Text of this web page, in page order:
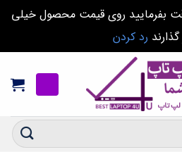
بفرمایید روی قیمت محصول خیلی
رد کردن